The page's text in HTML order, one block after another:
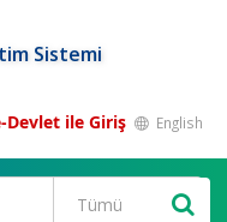
Sistemi
Devlet ile Giriş English